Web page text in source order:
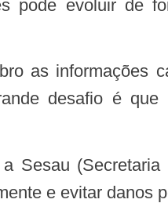
desafio é que
e evitar danos